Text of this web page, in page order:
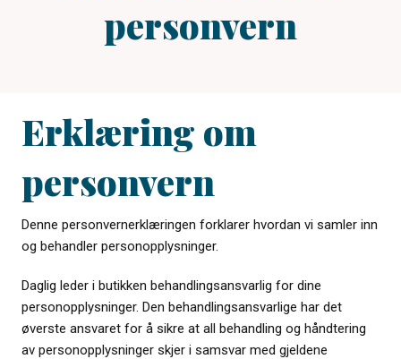
personvern
Erklæring om
personvern
Denne personvernerklæringen forklarer hvordan vi samler inn
og behandler personopplysninger.
Daglig leder i butikken behandlingsansvarlig for dine
personopplysninger. Den behandlingsansvarlige har det
øverste ansvaret for å sikre at all behandling og håndtering
av personopplysninger skjer i samsvar med gjeldene